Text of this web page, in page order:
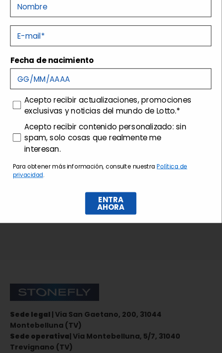
Detalles
Tecnologías
Envíos y devoluciones
Customer care
Stonefly Shop
Sede legal | Via San Gaetano, 200, 31044
Montebelluna (TV)
Sede operativa| Via Montebelluna, 5/7, 31040
Trevignano (TV)
E-mail
Fecha de nacimiento
consenso
Acepto recibir actualizaciones, promociones
exclusivas y noticias del mundo de Lotto.*
consenso profilazione
Acepto recibir contenido personalizado: sin
spam, solo cosas que realmente me
interesan.
Para obtener más información, consulte nuestraPolítica de
privacidad.
ENTRA
AHORA